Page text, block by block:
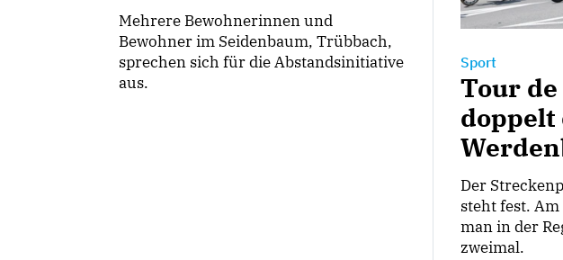
Mehrere Bewohnerinnen und
Bewohner im Seidenbaum, Trübbach,
sprechen sich für die Abstandsinitiative
aus.
Sport
Tour
doppelt
Der
steht fest.
man in der
zweimal.